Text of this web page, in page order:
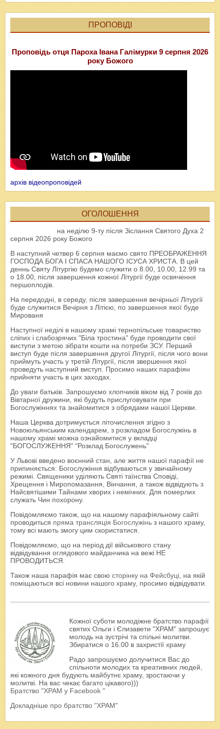
ПРОПОВІДІ
Проповідь отця Пароха Івана Галімурки 9 серпня 2026
року Божого
архів відеопроповідей
ОГОЛОШЕННЯ
на неділю 9-ту після Зіслання Святого Духа 2
серпня 2026 року Божого
В наступний четвер 6 серпня маємо свято ПРЕОБРАЖЕННЯ
ГОСПОДА БОГА І СПАСА НАШОГО ІСУСА ХРИСТА. В цей
деннь Святу Літургію будемо служити о 8.00, 10.00, 12.99 та
о 18.00, після завершення кожної Літургії буде освячення
першоплодів.
На передодні, в середу, після завершення вечірньої Літургії
буде служитися Вечірня з Літією, по завершення якої буде
Мированя
Наступної неділі в нашому храмі тернопільське товариство
сліпих і слабозрячих "Біла тростина" буде проводити свої
виступи з метою зібрати кошти на потреби ЗСУ. Перший
виступ буде після завершення другої Літургії, після чого вони
приймуть участь у третій Літургії, після звершення якої
проведуть наступний виступ. Просимо наших парафіян
прийняти участь в цих заходах.
До уваги батьків. Запрошуємо хлопчиків віком від 7 років до
Вівтарної дружини, які будуть прислуговувати при
Богослужіннях та знайомитися з обрядами нашої Церкви.
Наша Церква дотримується літочислення згідно з
Новоюльянським календарем, з розкладом Богослужінь в
нашому храмі можна ознайомитися у вкладці
"БОГОСЛУЖЕННЯ" "Розклад Богослужень"
У Львові введено воєнний стан, але життя нашої парафії не
припиняється: Богослужіння відбуваються у звичайному
режимі. Священики уділяють Святі таїнства Сповіді,
Хрещення і Миропомазання, Вінчання, а також відвідують з
Найсвятішими Тайнами хворих і немічних. Для померлих
служать Чин похорону.
Повідомляємо також, що на нашому парафіяльному сайті
проводиться пряма трансляція Богослужінь з нашого храму,
тому всі мають змогу цим скористатися.
Повідомляємо, що на період дії військового стану
відвідування оглядового майданчика на вежі НЕ
ПРОВОДИТЬСЯ.
Також наша парафія має свою сторінку на Фейсбуці, на якій
поміщаються всі новини нашого храму, просимо відвідувати.
Кожної суботи молодіжне братство парафії
святих Ольги і Єлизавети "ХРАМ" запрошує
молодь на зустрічі та спільні молитви.
Збиратися о 16.00 в захристії храму
Радо запрошуємо долучитися Вас до
спільноти молодих та креативних людей,
які кожного дня будують майбутнє храму, зростаючи у
молитві. На вас чекає багато цікавого)))
Братство "ХРАМ у Facebook "
Докладніше про братство "ХРАМ"